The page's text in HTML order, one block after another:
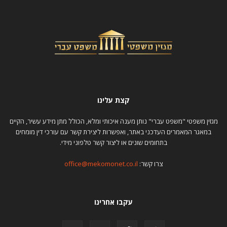
קצת עלינו
מגזין משפטי "משפט עברי" נותן מענה איכותי ומלא, הכולל מתן מידע עשיר, הקיים
במאגר המאמרים העדכני באתר, ואפשרות ליצירת קשר עם עורכי דין מומחים
בתחומים שונים או ליצור קשר טלפוני מידי.
צרו קשר: office@mekomonet.co.il
עקבו אחרינו